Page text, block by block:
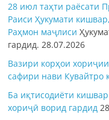
28 июл таҳти раёсати
Раиси Ҳукумати
Раҳмон маҷлиси
гардид.28.07.2026
Вазири корҳои
сафири нави Кувайтро
Ба иқтисодиёти
хориҷӣ ворид гардид